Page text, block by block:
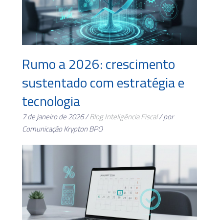
Rumo a 2026: crescimento
sustentado com estratégia e
tecnologia
7 de janeiro de 2026 /BlogInteligência Fiscal/ por
Comunicação Krypton BPO